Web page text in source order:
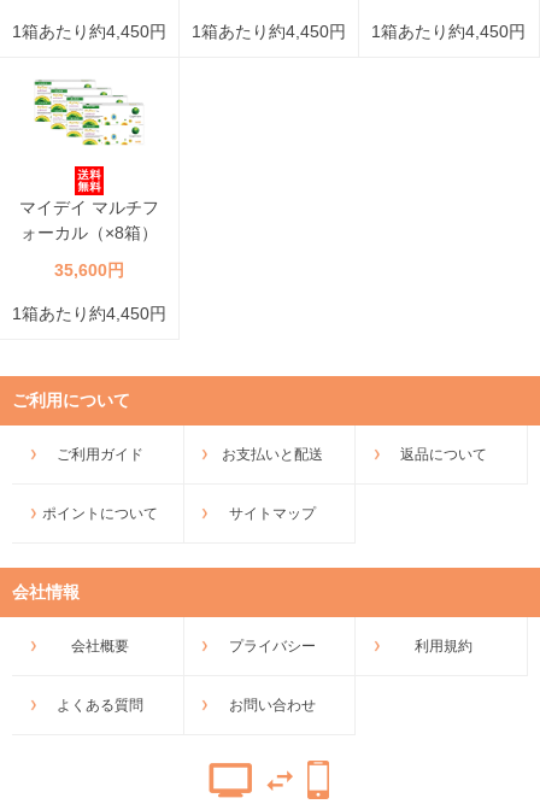
1箱あたり約4,450円 1箱あたり約4,450円 1箱あたり約4,450円
マイデイ マルチフ
ォーカル（×8箱）
35,600円
1箱あたり約4,450円
ご利用について
ご利用ガイド お支払いと配送 返品について
ポイントについて サイトマップ
会社情報
会社概要 プライバシー 利用規約
よくある質問 お問い合わせ